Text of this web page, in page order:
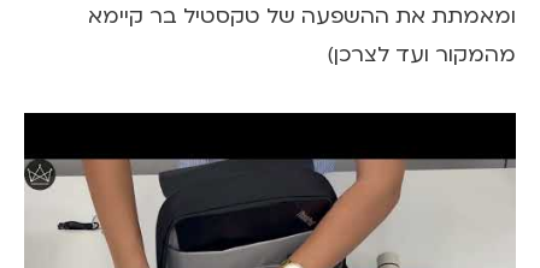
ומאמתת את ההשפעה של טקסטיל בר קיימא
מהמקור ועד לצרכן)